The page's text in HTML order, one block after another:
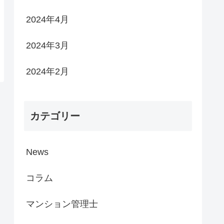
2024年4月
2024年3月
2024年2月
カテゴリー
News
コラム
マンション管理士